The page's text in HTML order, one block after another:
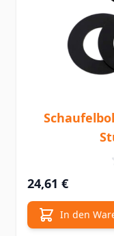
24,61 €
In den